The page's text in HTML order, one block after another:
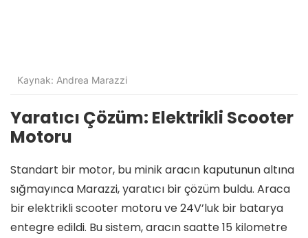
Kaynak: Andrea Marazzi
Yaratıcı Çözüm: Elektrikli Scooter
Motoru
Standart bir motor, bu minik aracın kaputunun altına
sığmayınca Marazzi, yaratıcı bir çözüm buldu. Araca
bir elektrikli scooter motoru ve 24V’luk bir batarya
entegre edildi. Bu sistem, aracın saatte 15 kilometre